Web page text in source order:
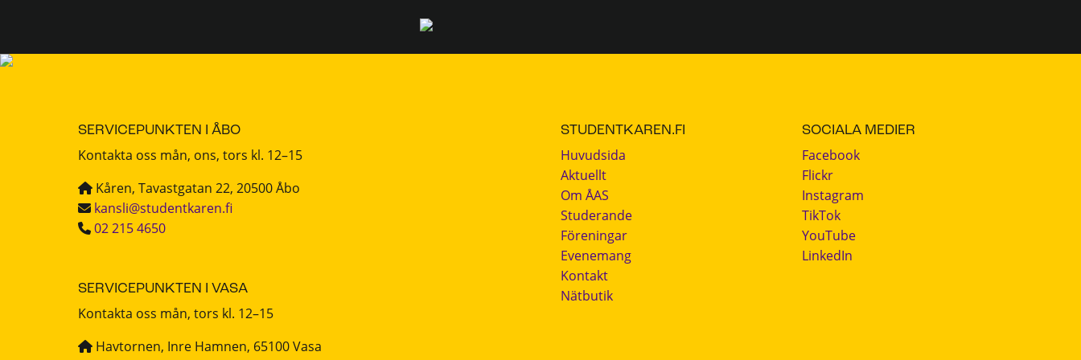
SERVICEPUNKTEN I ÅBO
Kontakta oss mån, ons, tors kl. 12–15
Kåren, Tavastgatan 22, 20500 Åbo
kansli@studentkaren.fi
02 215 4650
SERVICEPUNKTEN I VASA
Kontakta oss mån, tors kl. 12–15
Havtornen, Inre Hamnen, 65100 Vasa
STUDENTKAREN.FI
Huvudsida
Aktuellt
Om ÅAS
Studerande
Föreningar
Evenemang
Kontakt
Nätbutik
SOCIALA MEDIER
Facebook
Flickr
Instagram
TikTok
YouTube
LinkedIn